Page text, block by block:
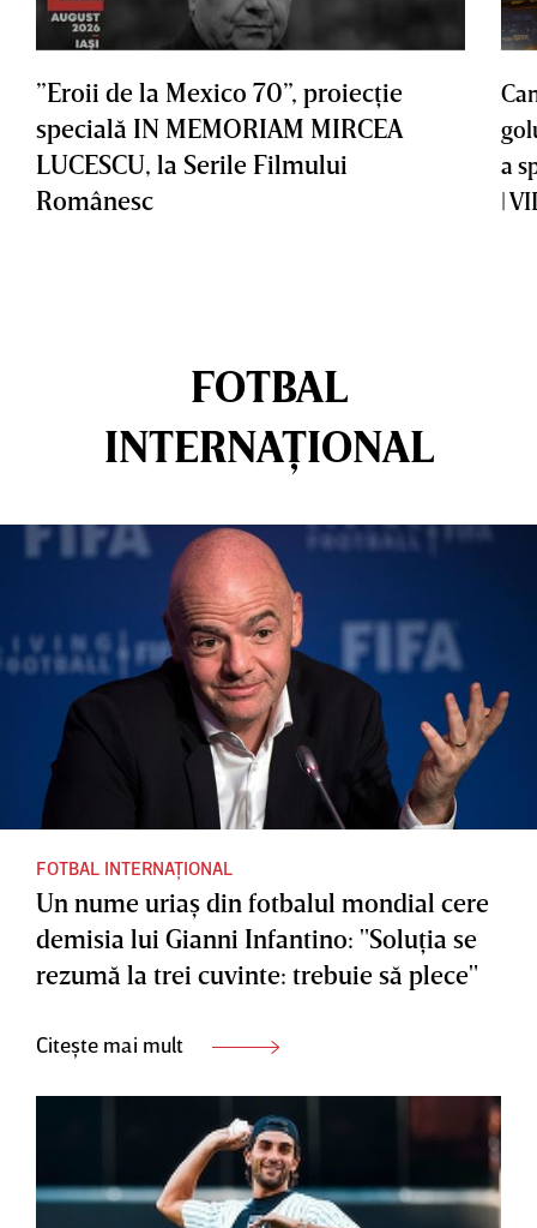
”Eroii de la Mexico 70”, proiecţie
specială IN MEMORIAM MIRCEA
LUCESCU, la Serile Filmului
Românesc
a
|
FOTBAL
INTERNAȚIONAL
FOTBAL INTERNAȚIONAL
Un nume uriaş din fotbalul mondial cere
demisia lui Gianni Infantino: "Soluţia se
rezumă la trei cuvinte: trebuie să plece"
Citește mai mult